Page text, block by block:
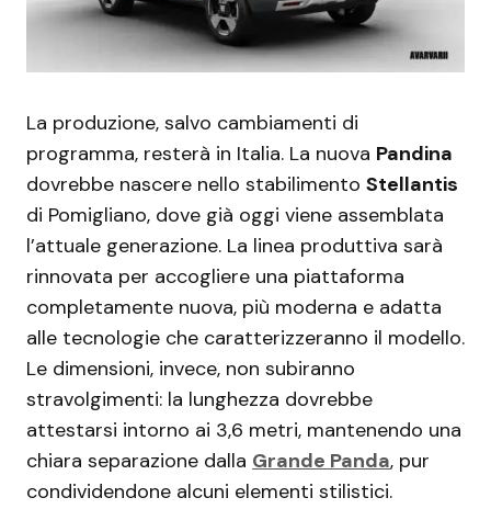
La produzione, salvo cambiamenti di
programma, resterà in Italia. La nuova Pandina
dovrebbe nascere nello stabilimento Stellantis
di Pomigliano, dove già oggi viene assemblata
l’attuale generazione. La linea produttiva sarà
rinnovata per accogliere una piattaforma
completamente nuova, più moderna e adatta
alle tecnologie che caratterizzeranno il modello.
Le dimensioni, invece, non subiranno
stravolgimenti: la lunghezza dovrebbe
attestarsi intorno ai 3,6 metri, mantenendo una
chiara separazione dalla Grande Panda, pur
condividendone alcuni elementi stilistici.